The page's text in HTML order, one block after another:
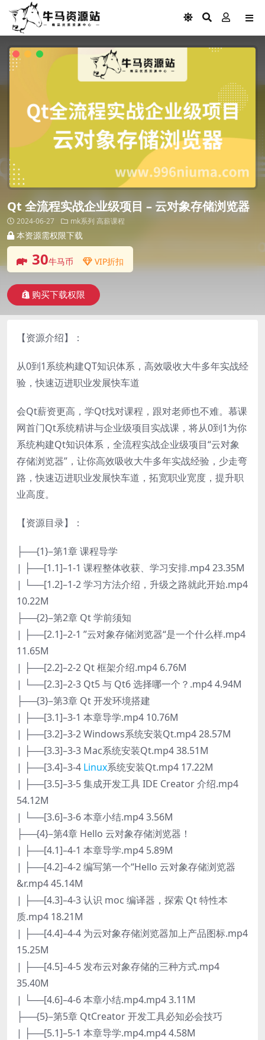
Qt 全流程实战企业级项目 – 云对象存储浏览器
2024-06-27 mk系列 高薪课程
本资源需权限下载
30牛马币 VIP折扣
购买下载权限
【资源介绍】：
从0到1系统构建QT知识体系，高效吸收大牛多年实战经
验，快速迈进职业发展快车道
会Qt薪资更高，学Qt找对课程，跟对老师也不难。慕课
网首门Qt系统精讲与企业级项目实战课，将从0到1为你
系统构建Qt知识体系，全流程实战企业级项目“云对象
存储浏览器”，让你高效吸收大牛多年实战经验，少走弯
路，快速迈进职业发展快车道，拓宽职业宽度，提升职
业高度。
【资源目录】：
├──{1}–第1章 课程导学
| ├──[1.1]–1-1 课程整体收获、学习安排.mp4 23.35M
| └──[1.2]–1-2 学习方法介绍，升级之路就此开始.mp4
10.22M
├──{2}–第2章 Qt 学前须知
| ├──[2.1]–2-1 ”云对象存储浏览器“是一个什么样.mp4
11.65M
| ├──[2.2]–2-2 Qt 框架介绍.mp4 6.76M
| └──[2.3]–2-3 Qt5 与 Qt6 选择哪一个？.mp4 4.94M
├──{3}–第3章 Qt 开发环境搭建
| ├──[3.1]–3-1 本章导学.mp4 10.76M
| ├──[3.2]–3-2 Windows系统安装Qt.mp4 28.57M
| ├──[3.3]–3-3 Mac系统安装Qt.mp4 38.51M
| ├──[3.4]–3-4 Linux系统安装Qt.mp4 17.22M
| ├──[3.5]–3-5 集成开发工具 IDE Creator 介绍.mp4
54.12M
| └──[3.6]–3-6 本章小结.mp4 3.56M
├──{4}–第4章 Hello 云对象存储浏览器！
| ├──[4.1]–4-1 本章导学.mp4 5.89M
| ├──[4.2]–4-2 编写第一个“Hello 云对象存储浏览器
&r.mp4 45.14M
| ├──[4.3]–4-3 认识 moc 编译器，探索 Qt 特性本
质.mp4 18.21M
| ├──[4.4]–4-4 为云对象存储浏览器加上产品图标.mp4
15.25M
| ├──[4.5]–4-5 发布云对象存储的三种方式.mp4
35.40M
| └──[4.6]–4-6 本章小结.mp4.mp4 3.11M
├──{5}–第5章 QtCreator 开发工具必知必会技巧
| ├──[5.1]–5-1 本章导学.mp4.mp4 4.58M